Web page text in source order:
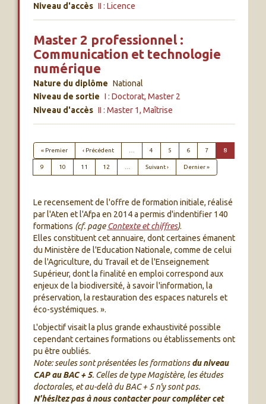
Niveau d'accès II : Licence
Master 2 professionnel :
Communication et technologie
numérique
Nature du diplôme National
Niveau de sortie I : Doctorat, Master 2
Niveau d'accès II : Master 1, Maîtrise
« PremierPremière page
‹ PrécédentPage précédente
4 5 6 7 8
9 10 11 12 Suivant ›Page suivante
Dernier »Dernière page
Le recensement de l'offre de formation initiale, réalisé
par l'Aten et l'Afpa en 2014 a permis d'indentifier 140
formations (cf. pageContexte et chiffres).
Elles constituent cet annuaire, dont certaines émanent
du Ministère de l'Education Nationale, comme de celui
de l'Agriculture, du Travail et de l'Enseignement
Supérieur, dont la finalité en emploi correspond aux
enjeux de la biodiversité, à savoir l'information, la
préservation, la restauration des espaces naturels et
éco-systémiques. ».
L'objectif visait la plus grande exhaustivité possible
cependant certaines formations ou établissements ont
pu être oubliés.
Note: seules sont présentées les formationsdu niveau
CAP au BAC + 5. Celles de type Magistère, les études
doctorales, et au-delà du BAC + 5 n'y sont pas.
N'hésitez pas à nous contacter pour compléter cet